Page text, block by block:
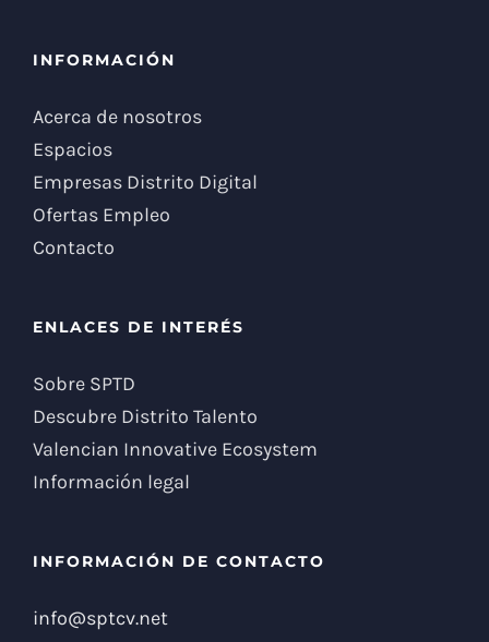
INFORMACIÓN
Acerca de nosotros
Espacios
Empresas Distrito Digital
Ofertas Empleo
Contacto
ENLACES DE INTERÉS
Sobre SPTD
Descubre Distrito Talento
Valencian Innovative Ecosystem
Información legal
INFORMACIÓN DE CONTACTO
info@sptcv.net